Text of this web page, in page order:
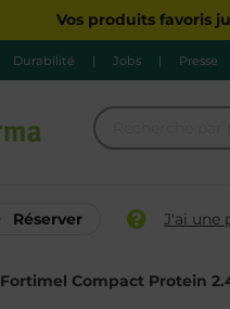
Vos produits favoris
Durabilité | Jobs | Presse
Réserver J'ai une
Fortimel Compact Protein